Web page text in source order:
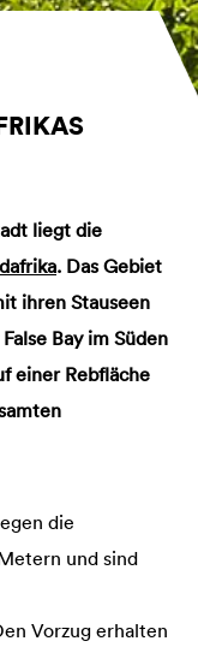
liegt die
. Das Gebiet
ihren Stauseen
Bay im Süden
einer Rebfläche
die
und sind
Vorzug erhalten